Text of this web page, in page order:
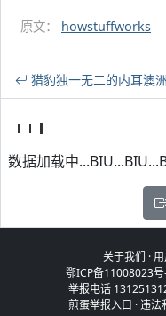
原文： howstuffworks
猎豹独一无二的内耳澳
数据加载中
关于我们 ·
鄂ICP备11008023号
举报电话
煎蛋举报入口 ·违法